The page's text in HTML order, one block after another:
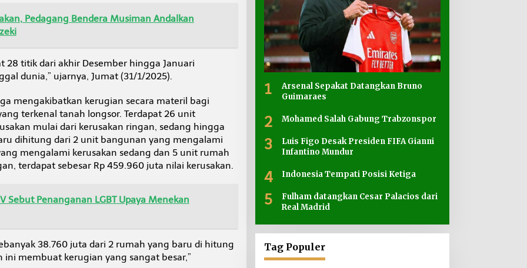
Pedagang Bendera Musiman Andalkan
28 titik dari akhir Desember hingga Januari
dunia,” ujarnya, Jumat (31/1/2025).
mengakibatkan kerugian secara materil bagi
terkenal tanah longsor. Terdapat 26 unit
mulai dari kerusakan ringan, sedang hingga
dihitung dari 2 unit bangunan yang mengalami
mengalami kerusakan sedang dan 5 unit rumah
terdapat sebesar Rp 459.960 juta nilai kerusakan.
Sebut Penanganan LGBT Upaya Menekan
38.760 juta dari 2 rumah yang baru di hitung
ini membuat kerugian yang sangat besar,”
1
Arsenal Sepakat Datangkan Bruno
Guimaraes
2 Mohamed Salah Gabung Trabzonspor
3
Luis Figo Desak Presiden FIFA Gianni
Infantino Mundur
4 Indonesia Tempati Posisi Ketiga
5
Fulham datangkan Cesar Palacios dari
Real Madrid
Tag Populer